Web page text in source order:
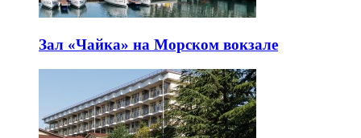
Зал «Чайка» на Морском вокзале